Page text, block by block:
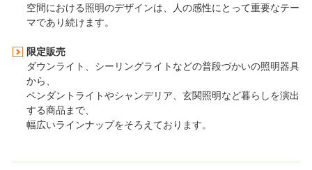
空間における照明のデザインは、人の感性にとって重要なテー
マであり続けます。
限定販売
ダウンライト、シーリングライトなどの普段づかいの照明器具
から、
ペンダントライトやシャンデリア、玄関照明など暮らしを演出
する商品まで、
幅広いラインナップをそろえております。